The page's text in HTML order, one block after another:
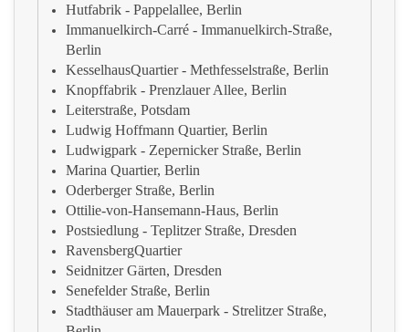
Hutfabrik - Pappelallee, Berlin
Immanuelkirch-Carré - Immanuelkirch-Straße,
Berlin
KesselhausQuartier - Methfesselstraße, Berlin
Knopffabrik - Prenzlauer Allee, Berlin
Leiterstraße, Potsdam
Ludwig Hoffmann Quartier, Berlin
Ludwigpark - Zepernicker Straße, Berlin
Marina Quartier, Berlin
Oderberger Straße, Berlin
Ottilie-von-Hansemann-Haus, Berlin
Postsiedlung - Teplitzer Straße, Dresden
RavensbergQuartier
Seidnitzer Gärten, Dresden
Senefelder Straße, Berlin
Stadthäuser am Mauerpark - Strelitzer Straße,